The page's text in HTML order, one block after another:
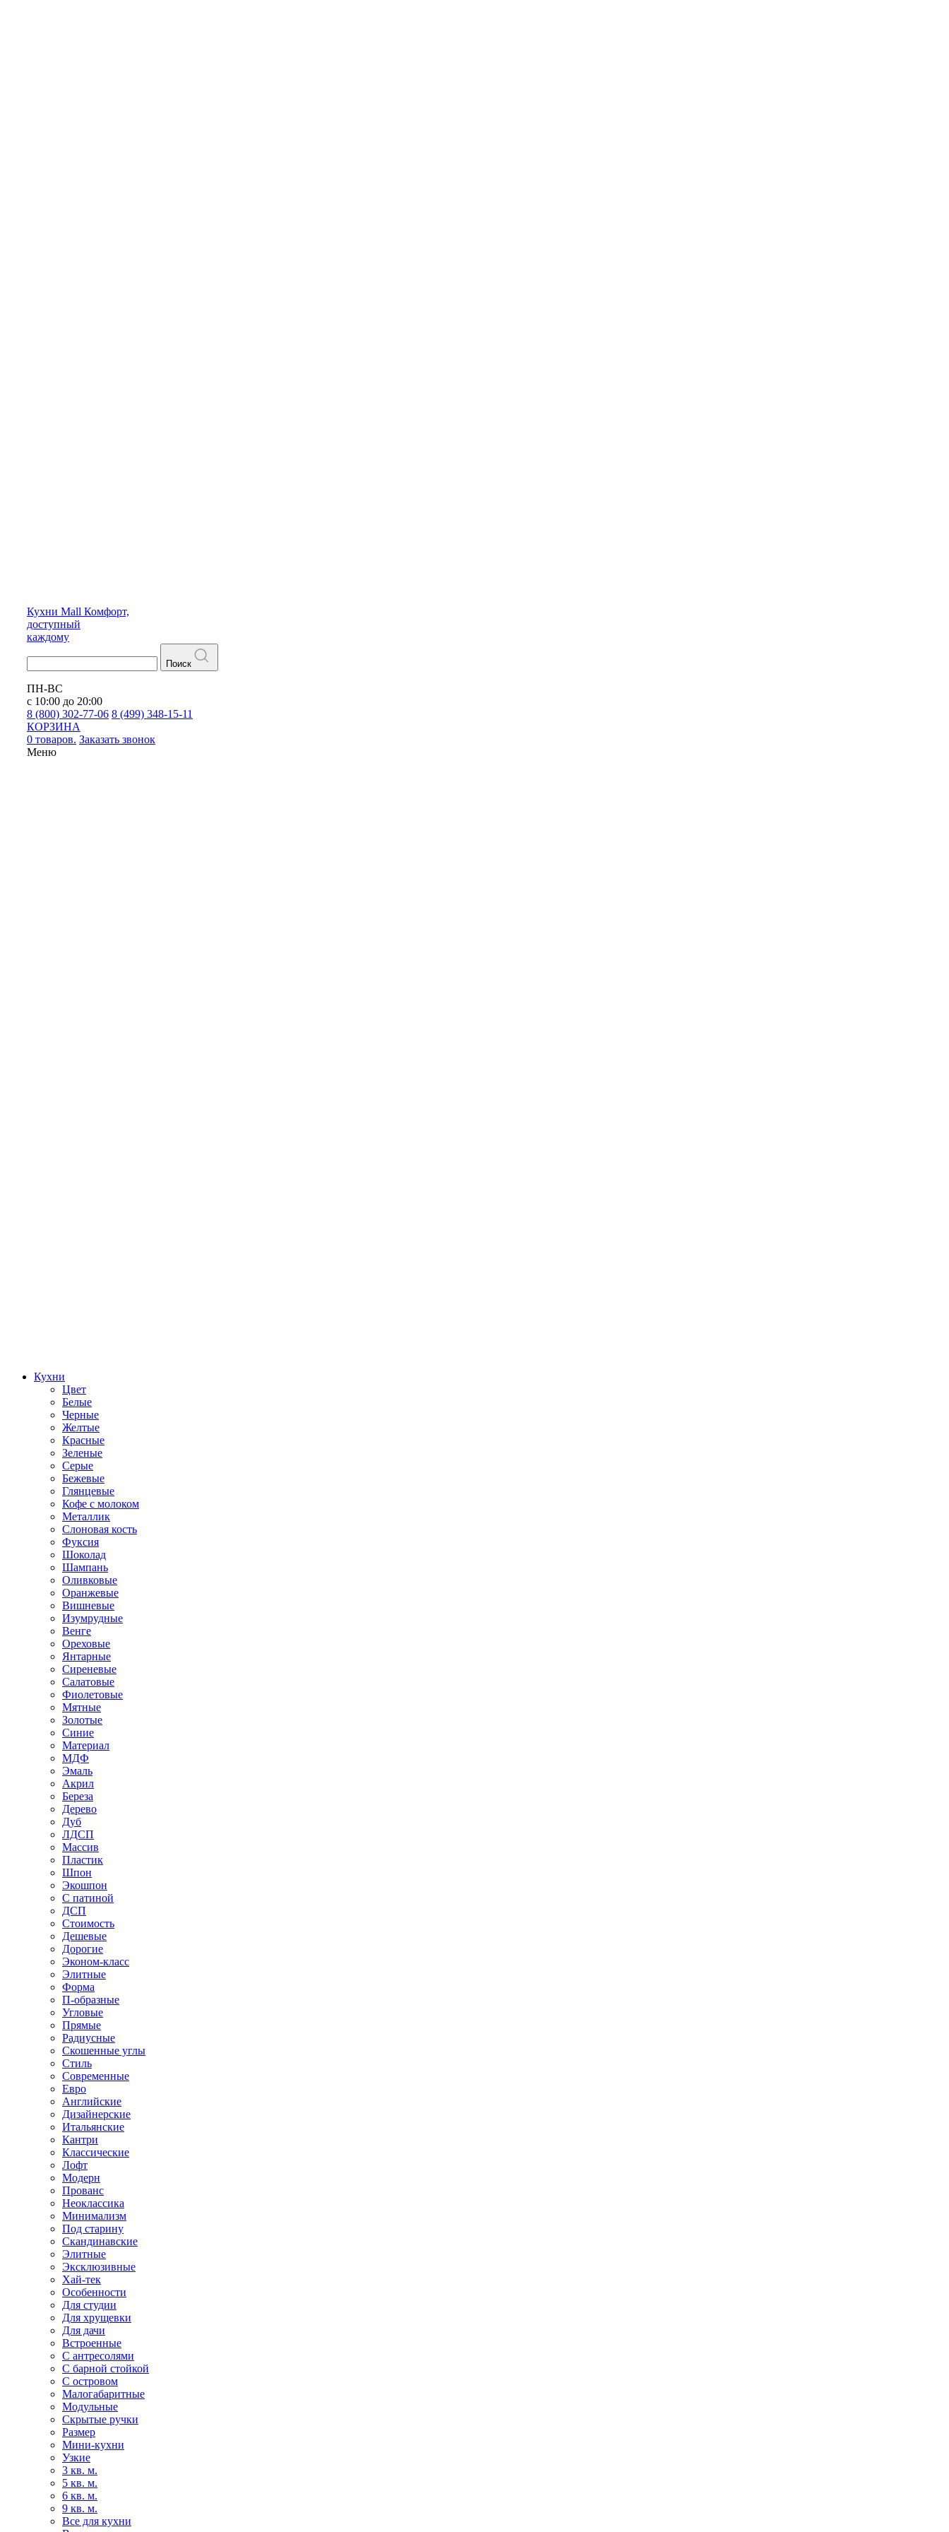
Кухни Mall Комфорт,
доступный
каждому
Поиск
ПН-ВС
с 10:00 до 20:00
8 (800) 302-77-06 8 (499) 348-15-11
КОРЗИНА
0 товаров. Заказать звонок
Меню
Кухни
Цвет
Белые
Черные
Желтые
Красные
Зеленые
Серые
Бежевые
Глянцевые
Кофе с молоком
Металлик
Слоновая кость
Фуксия
Шоколад
Шампань
Оливковые
Оранжевые
Вишневые
Изумрудные
Венге
Ореховые
Янтарные
Сиреневые
Салатовые
Фиолетовые
Мятные
Золотые
Синие
Материал
МДФ
Эмаль
Акрил
Береза
Дерево
Дуб
ЛДСП
Массив
Пластик
Шпон
Экошпон
С патиной
ДСП
Стоимость
Дешевые
Дорогие
Эконом-класс
Элитные
Форма
П-образные
Угловые
Прямые
Радиусные
Скошенные углы
Стиль
Современные
Евро
Английские
Дизайнерские
Итальянские
Кантри
Классические
Лофт
Модерн
Прованс
Неоклассика
Минимализм
Под старину
Скандинавские
Элитные
Эксклюзивные
Хай-тек
Особенности
Для студии
Для хрущевки
Для дачи
Встроенные
С антресолями
С барной стойкой
С островом
Малогабаритные
Модульные
Скрытые ручки
Размер
Мини-кухни
Узкие
3 кв. м.
5 кв. м.
6 кв. м.
9 кв. м.
Все для кухни